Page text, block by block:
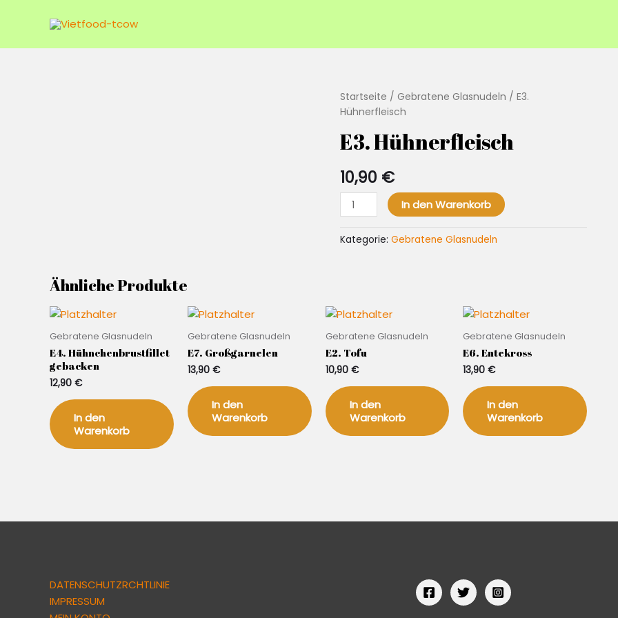
Startseite / Gebratene Glasnudeln / E3.
Hühnerfleisch
E3. Hühnerfleisch
10,90 €
E3.
Hühnerfleisch
Menge
In den Warenkorb
Kategorie: Gebratene Glasnudeln
Ähnliche Produkte
Gebratene Glasnudeln
E4. Hühnchenbrustfillet
gebacken
12,90 €
In den
Warenkorb
Gebratene Glasnudeln
E7. Großgarnelen
13,90 €
In den
Warenkorb
Gebratene Glasnudeln
E2. Tofu
10,90 €
In den
Warenkorb
Gebratene Glasnudeln
E6. Entekross
13,90€
In den
Warenkorb
DATENSCHUTZRCHTLINIE
IMPRESSUM